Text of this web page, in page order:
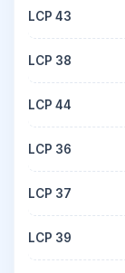
LCP 43
LCP 38
LCP 44
LCP 36
LCP 37
LCP 39